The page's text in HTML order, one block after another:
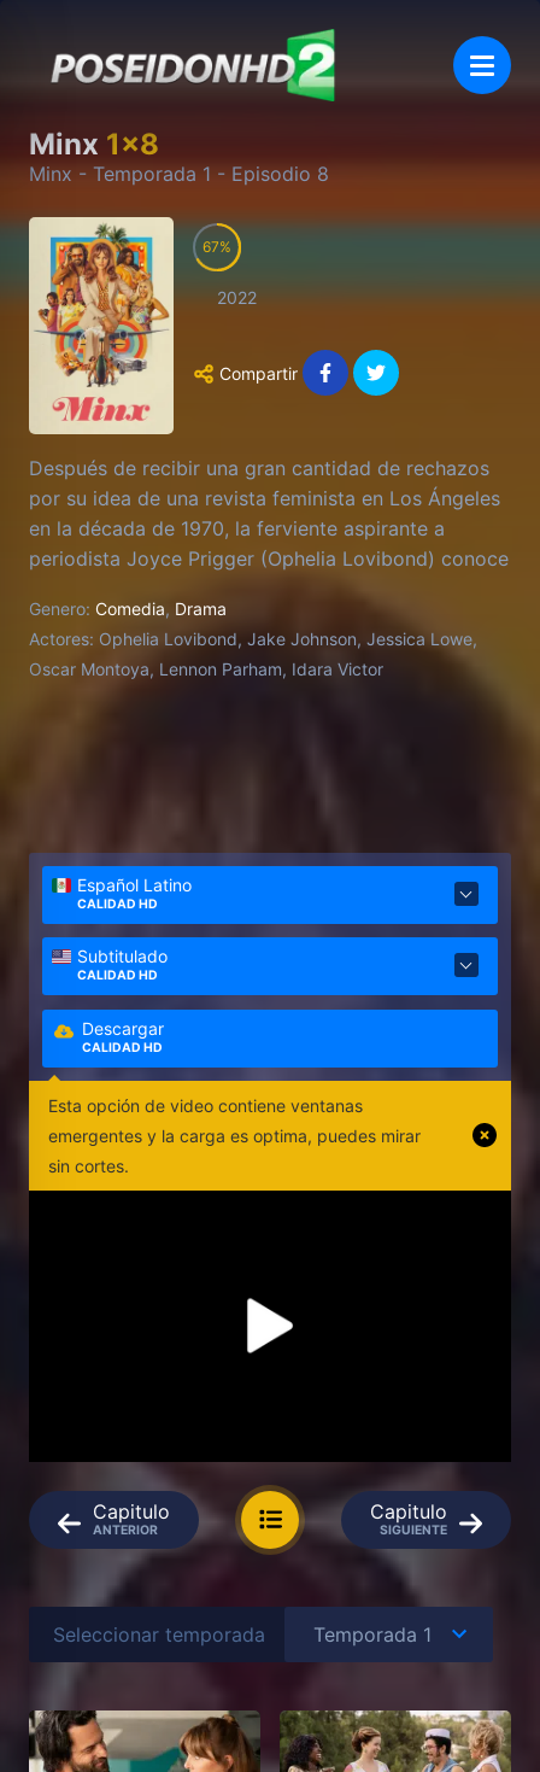
Minx 1x8
Minx - Temporada 1 - Episodio 8
67
2022
Compartir
Después de recibir una gran cantidad de rechazos
por su idea de una revista feminista en Los Ángeles
en la década de 1970, la ferviente aspirante a
periodista Joyce Prigger (Ophelia Lovibond) conoce
Johnson), cuyo encanto y persistencia ayudan a
convertir su visión en la primera revista erótica para
mujeres. Después de unir fuerzas con Doug a
Genero: Comedia, Drama
Actores: Ophelia Lovibond, Jake Johnson, Jessica Lowe,
Oscar Montoya, Lennon Parham, Idara Victor
Español Latino
CALIDAD HD
Subtitulado
CALIDAD HD
Descargar
CALIDAD HD
Esta opción de video contiene ventanas
emergentes y la carga es optima, puedes mirar
sin cortes.
Capitulo
ANTERIOR
Capitulo
SIGUIENTE
Seleccionar temporada